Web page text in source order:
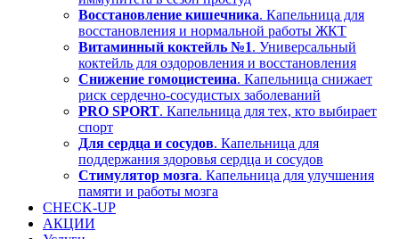
Восстановление кишечника. Капельница для
восстановления и нормальной работы ЖКТ
Витаминный коктейль №1. Универсальный
коктейль для оздоровления и восстановления
Снижение гомоцистеина. Капельница снижает
риск сердечно-сосудистых заболеваний
PRO SPORT. Капельница для тех, кто выбирает
спорт
Для сердца и сосудов. Капельница для
поддержания здоровья сердца и сосудов
Стимулятор мозга. Капельница для улучшения
памяти и работы мозга
CHECK-UP
АКЦИИ